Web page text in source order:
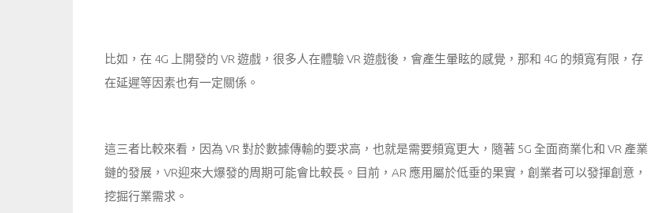
比如，在 4G 上開發的 VR 遊戲，很多人在體驗 VR 遊戲後，會產生暈眩的感覺，那和 4G 的頻寬有限，存
在延遲等因素也有一定關係。
這三者比較來看，因為 VR 對於數據傳輸的要求高，也就是需要頻寬更大，隨著 5G 全面商業化和 VR 產業
鏈的發展，VR迎來大爆發的周期可能會比較長。目前，AR 應用屬於低垂的果實，創業者可以發揮創意，
挖掘行業需求。